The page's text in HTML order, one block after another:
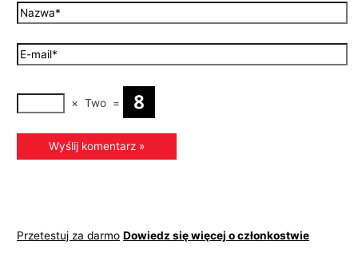
× Two =
Przetestuj za darmo Dowiedz się więcej o członkostwie